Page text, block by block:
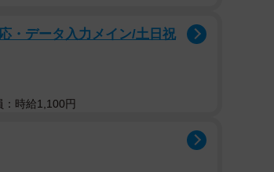
・データ入力メイン/土日祝
時給1,100円